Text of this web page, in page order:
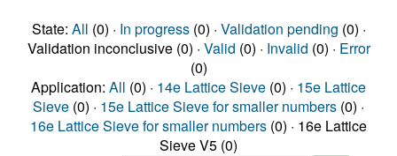
State: All (0) · In progress(0) · Validation pending (0) ·
Validation inconclusive (0) · Valid (0) · Invalid (0) · Error
(0)
Application: All (0) · 14e Lattice Sieve (0) · 15e Lattice
Sieve (0) · 15e Lattice Sieve for smaller numbers (0) ·
16e Lattice Sieve for smaller numbers (0) · 16e Lattice
Sieve V5 (0)